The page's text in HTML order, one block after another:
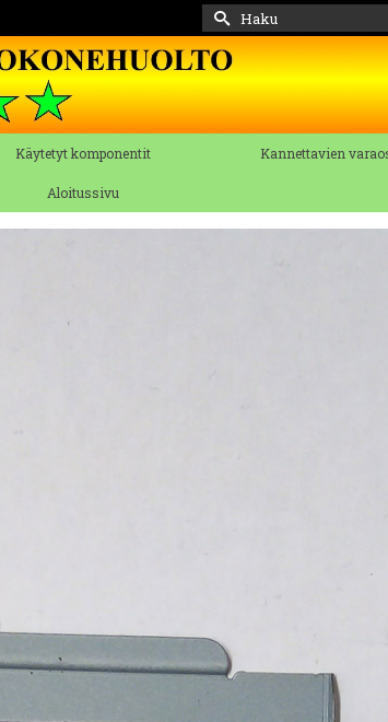
Search
for:
Käytetyt komponentit Kannettavien
Aloitussivu